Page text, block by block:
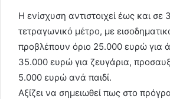
Η ενίσχυση αντιστοιχεί έως και
τετραγωνικό μέτρο, με
προβλέπουν όριο 25.000 ευρώ για
35.000 ευρώ για ζευγάρια,
5.000 ευρώ ανά παιδί.
Αξίζει να σημειωθεί πως στο